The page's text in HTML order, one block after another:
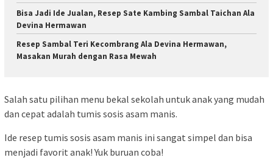
Bisa Jadi Ide Jualan, Resep Sate Kambing Sambal Taichan Ala
Devina Hermawan
Resep Sambal Teri Kecombrang Ala Devina Hermawan,
Masakan Murah dengan Rasa Mewah
Salah satu pilihan menu bekal sekolah untuk anak yang mudah
dan cepat adalah tumis sosis asam manis.
Ide resep tumis sosis asam manis ini sangat simpel dan bisa
menjadi favorit anak! Yuk buruan coba!